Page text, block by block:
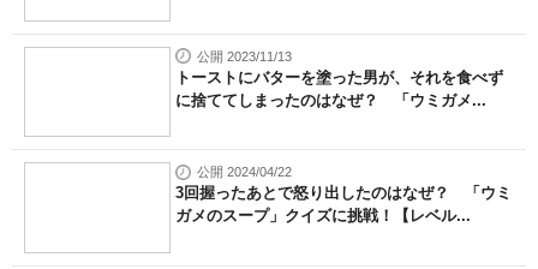
公開 2023/11/13
トーストにバターを塗った男が、それを食べず
に捨ててしまったのはなぜ？ 「ウミガメ...
公開 2024/04/22
3回握ったあとで怒り出したのはなぜ？ 「ウミ
ガメのスープ」クイズに挑戦！【レベル...